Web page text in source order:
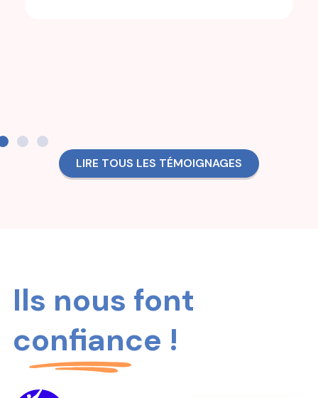
LIRE TOUS LES TÉMOIGNAGES
Ils nous font
confiance !